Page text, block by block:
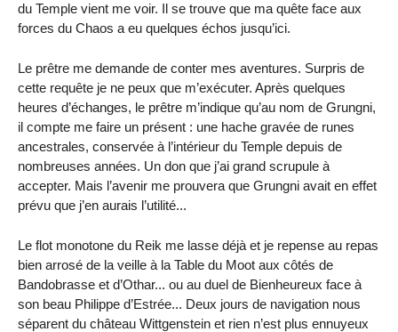
du Temple vient me voir. Il se trouve que ma quête face aux
forces du Chaos a eu quelques échos jusqu’ici.
Le prêtre me demande de conter mes aventures. Surpris de
cette requête je ne peux que m’exécuter. Après quelques
heures d’échanges, le prêtre m’indique qu’au nom de Grungni,
il compte me faire un présent : une hache gravée de runes
ancestrales, conservée à l’intérieur du Temple depuis de
nombreuses années. Un don que j’ai grand scrupule à
accepter. Mais l’avenir me prouvera que Grungni avait en effet
prévu que j’en aurais l’utilité...
Le flot monotone du Reik me lasse déjà et je repense au repas
bien arrosé de la veille à la Table du Moot aux côtés de
Bandobrasse et d’Othar... ou au duel de Bienheureux face à
son beau Philippe d’Estrée... Deux jours de navigation nous
séparent du château Wittgenstein et rien n’est plus ennuyeux